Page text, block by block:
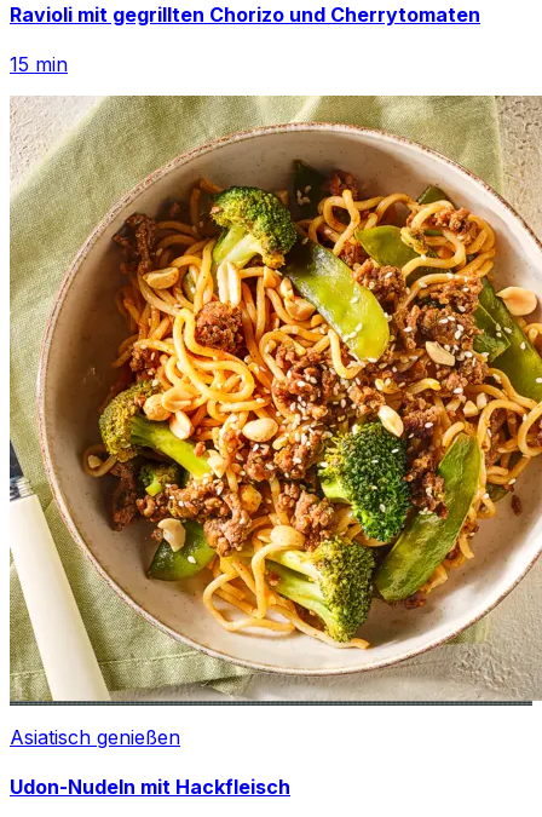
Ravioli mit gegrillten Chorizo und Cherrytomaten
15 min
Asiatisch genießen
Udon-Nudeln mit Hackfleisch